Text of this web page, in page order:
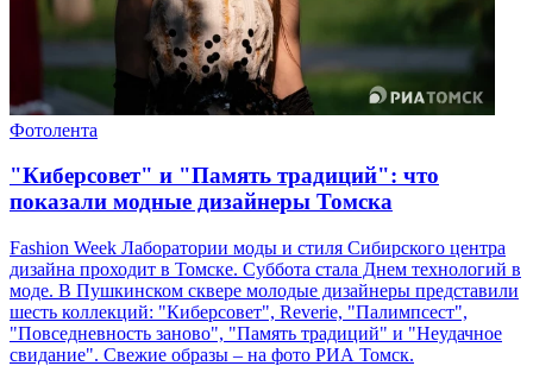
Фотолента
"Киберсовет" и "Память традиций": что
показали модные дизайнеры Томска
Fashion Week Лаборатории моды и стиля Сибирского центра
дизайна проходит в Томске. Суббота стала Днем технологий в
моде. В Пушкинском сквере молодые дизайнеры представили
шесть коллекций: "Киберсовет", Reverie, "Палимпсест",
"Повседневность заново", "Память традиций" и "Неудачное
свидание". Свежие образы – на фото РИА Томск.